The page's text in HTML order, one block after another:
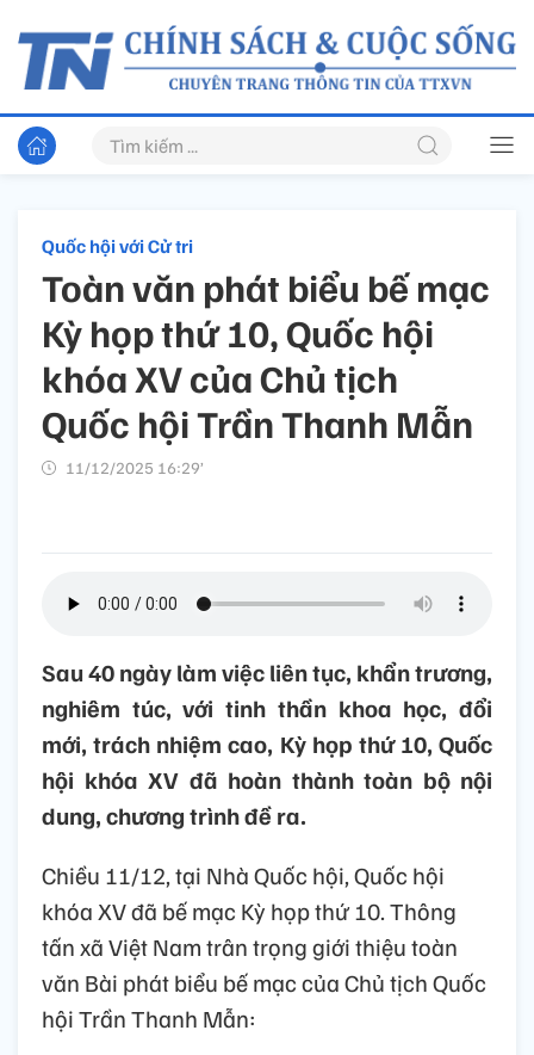
Quốc hội với Cử tri
Toàn văn phát biểu bế mạc
Kỳ họp thứ 10, Quốc hội
khóa XV của Chủ tịch
Quốc hội Trần Thanh Mẫn
11/12/2025 16:29’
Sau 40 ngày làm việc liên tục, khẩn trương,
nghiêm túc, với tinh thần khoa học, đổi
mới, trách nhiệm cao, Kỳ họp thứ 10, Quốc
hội khóa XV đã hoàn thành toàn bộ nội
dung, chương trình đề ra.
Chiều 11/12, tại Nhà Quốc hội, Quốc hội
khóa XV đã bế mạc Kỳ họp thứ 10. Thông
tấn xã Việt Nam trân trọng giới thiệu toàn
văn Bài phát biểu bế mạc của Chủ tịch Quốc
hội Trần Thanh Mẫn: